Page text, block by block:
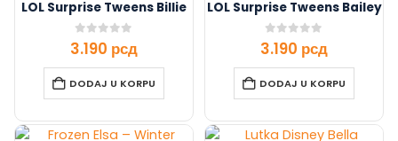
LOL Surprise Tweens Billie
0 out of 5
3.190 рсд
DODAJ U KORPU
LOL Surprise Tweens Bailey
0 out of 5
3.190 рсд
DODAJ U KORPU